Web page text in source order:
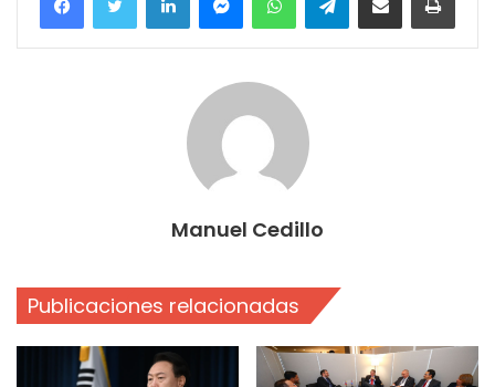
Manuel Cedillo
Publicaciones relacionadas